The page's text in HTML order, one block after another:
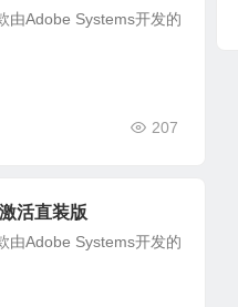
由Adobe Systems开发的
207
活直装版
由Adobe Systems开发的